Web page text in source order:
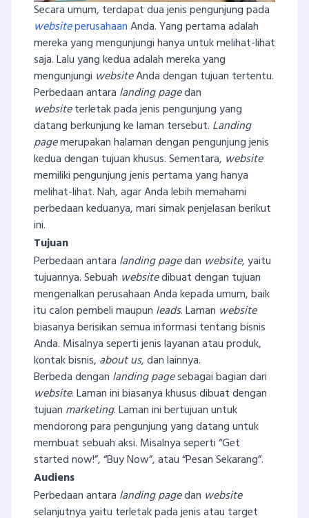
Secara umum, terdapat dua jenis pengunjung pada
websiteperusahaanAnda. Yang pertama adalah
mereka yang mengunjungi hanya untuk melihat-lihat
saja. Lalu yang kedua adalah mereka yang
mengunjungi websiteAnda dengan tujuan tertentu.
Perbedaan antara landing pagedan
websiteterletak pada jenis pengunjung yang
datang berkunjung ke laman tersebut. Landing
pagemerupakan halaman dengan pengunjung jenis
kedua dengan tujuan khusus. Sementara, website
memiliki pengunjung jenis pertama yang hanya
melihat-lihat. Nah, agar Anda lebih memahami
perbedaan keduanya, mari simak penjelasan berikut
ini.
Tujuan
Perbedaan antara landing pagedan website, yaitu
tujuannya. Sebuah websitedibuat dengan tujuan
mengenalkan perusahaan Anda kepada umum, baik
itu calon pembeli maupun leads. Laman website
biasanya berisikan semua informasi tentang bisnis
Anda. Misalnya seperti jenis layanan atau produk,
kontak bisnis, about us, dan lainnya.
Berbeda dengan landing pagesebagai bagian dari
website. Laman ini biasanya khusus dibuat dengan
tujuan marketing. Laman ini bertujuan untuk
mendorong para pengunjung yang datang untuk
membuat sebuah aksi. Misalnya seperti “Get
started now!”, “Buy Now”, atau “Pesan Sekarang”.
Audiens
Perbedaan antara landing pagedan website
selanjutnya yaitu terletak pada jenis atau target